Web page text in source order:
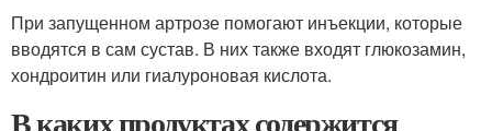
При запущенном артрозе помогают инъекции, которые
вводятся в сам сустав. В них также входят глюкозамин,
хондроитин или гиалуроновая кислота.